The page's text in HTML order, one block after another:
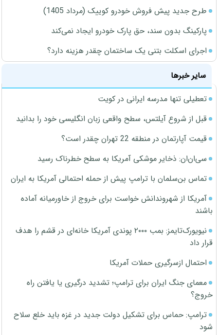
طرح جدید پیش فروش خودرو کوییک (مرداد 1405)
پارکینگ بدون سند، حق پارک خودرو ایجاد نمی‌کند
اجرای اسکلت بتنی یک ساختمان چقدر هزینه دارد؟
سایر خبرها
تعطیلی تنها مدرسه ایرانی در کویت
قبل از شروع آیلتس، سطح واقعی زبان انگلیسی خود را بدانید
قیمت آپارتمان در منطقه 22 تهران چقدر است؟
سی‌ان‌ان: ذخایر موشکی آمریکا به سطح خطرناک رسید
تماس بن‌سلمان با ترامپ پیش از حمله احتمالی آمریکا به ایران
آمریکا از شهروندانش خواست برای خروج از خاورمیانه آماده
باشند
نیویورک‌تایمز: بمب ۲۰۰۰ پوندی آمریکا خانه‌ای در قشم را هدف
قرار داد
احتمال ازسرگیری حملات آمریکا
معمای جنگ ایران برای ترامپ؛ تشدید درگیری یا یافتن راه
خروج؟
ترامپ: حماس برای تشکیل دولت جدید در غزه باید خلع سلاح
شود